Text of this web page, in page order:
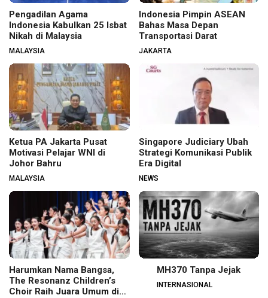
Pengadilan Agama
Indonesia Kabulkan 25 Isbat
Nikah di Malaysia
MALAYSIA
Indonesia Pimpin ASEAN
Bahas Masa Depan
Transportasi Darat
JAKARTA
Ketua PA Jakarta Pusat
Motivasi Pelajar WNI di
Johor Bahru
MALAYSIA
Singapore Judiciary Ubah
Strategi Komunikasi Publik
Era Digital
NEWS
Harumkan Nama Bangsa,
The Resonanz Children’s
Choir Raih Juara Umum di
MH370 Tanpa Jejak
INTERNASIONAL